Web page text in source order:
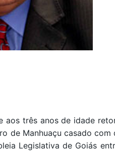
três anos de idade
Manhuaçu casado
Legislativa de Goiás